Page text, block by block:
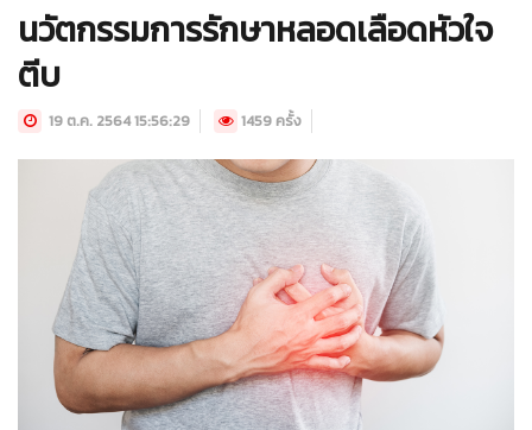
นวัตกรรมการรักษาหลอดเลือดหัวใจ
ตีบ
19 ต.ค. 2564 15:56:29 1459 ครั้ง